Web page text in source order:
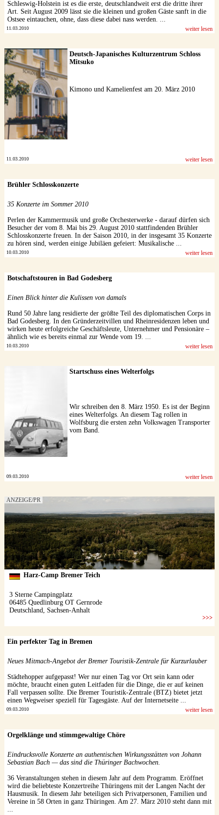
Schleswig-Holstein ist es die erste, deutschlandweit erst die dritte ihrer
Art. Seit August 2009 lässt sie die kleinen und großen Gäste sanft in die
Ostsee eintauchen, ohne, dass diese dabei nass werden. ...
11.03.2010 weiter lesen
Deutsch-Japanisches Kulturzentrum Schloss
Mitsuko
Kimono und Kamelienfest am 20. März 2010
11.03.2010 weiter lesen
Brühler Schlosskonzerte
35 Konzerte im Sommer 2010
Perlen der Kammermusik und große Orchesterwerke - darauf dürfen sich
Besucher der vom 8. Mai bis 29. August 2010 stattfindenden Brühler
Schlosskonzerte freuen. In der Saison 2010, in der insgesamt 35 Konzerte
zu hören sind, werden einige Jubiläen gefeiert: Musikalische ...
10.03.2010 weiter lesen
Botschaftstouren in Bad Godesberg
Einen Blick hinter die Kulissen von damals
Rund 50 Jahre lang residierte der größte Teil des diplomatischen Corps in
Bad Godesberg. In den Gründerzeitvillen und Rheinresidenzen leben und
wirken heute erfolgreiche Geschäftsleute, Unternehmer und Pensionäre –
ähnlich wie es bereits einmal zur Wende vom 19. ...
10.03.2010 weiter lesen
Startschuss eines Welterfolgs
Wir schreiben den 8. März 1950. Es ist der Beginn
eines Welterfolgs. An diesem Tag rollen in
Wolfsburg die ersten zehn Volkswagen Transporter
vom Band.
09.03.2010 weiter lesen
Ein perfekter Tag in Bremen
Neues Mitmach-Angebot der Bremer Touristik-Zentrale für Kurzurlauber
Städtehopper aufgepasst! Wer nur einen Tag vor Ort sein kann oder
möchte, braucht einen guten Leitfaden für die Dinge, die er auf keinen
Fall verpassen sollte. Die Bremer Touristik-Zentrale (BTZ) bietet jetzt
einen Wegweiser speziell für Tagesgäste. Auf der Internetseite ...
09.03.2010 weiter lesen
Orgelklänge und stimmgewaltige Chöre
Eindrucksvolle Konzerte an authentischen Wirkungsstätten von Johann
Sebastian Bach — das sind die Thüringer Bachwochen.
36 Veranstaltungen stehen in diesem Jahr auf dem Programm. Eröffnet
wird die beliebteste Konzertreihe Thüringens mit der Langen Nacht der
Hausmusik. In diesem Jahr beteiligen sich Privatpersonen, Familien und
Vereine in 58 Orten in ganz Thüringen. Am 27. März 2010 steht dann mit